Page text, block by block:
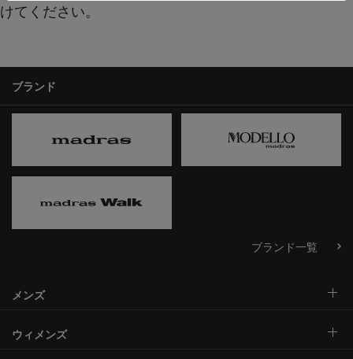
けてください。
ブランド
ブランド一覧
メンズ
ウィメンズ